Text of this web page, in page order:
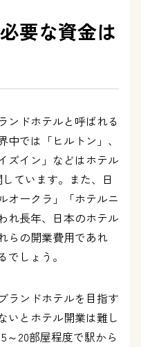
要な資金は
ンドホテルと呼ばれる
では「ヒルトン」、
ズイン」などはホテル
ています。また、日
オークラ」「ホテルニ
れ長年、日本のホテル
らの開業費用であれ
しょう。
ランドホテルを目指す
いとホテル開業は難し
～20部屋程度で駅から